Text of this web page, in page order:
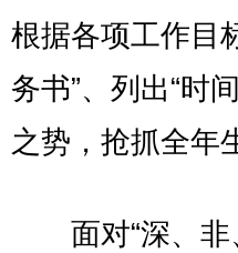
根据各项工作目
务书”、列出“时
之势，抢抓全年
面对“深、非